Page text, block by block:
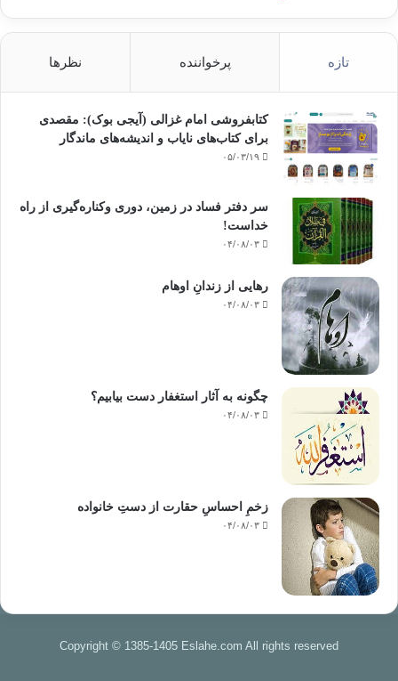
تازه پرخواننده نظرها
کتابفروشی امام غزالی (آیجی بوک): مقصدی
برای کتاب‌های نایاب و اندیشه‌های ماندگار
۰۵/۰۳/۱۹
سر دفتر فساد در زمین‌، دوری وکناره‌گیری از راه
خداست‌!
۰۴/۰۸/۰۳
رهایی از زندانِ اوهام
۰۴/۰۸/۰۳
چگونه به آثار استغفار دست بیابیم؟
۰۴/۰۸/۰۳
زخمِ احساسِ حقارت از دستِ خانواده
۰۴/۰۸/۰۳
Copyright © 1385-1405 Eslahe.com All rights reserved